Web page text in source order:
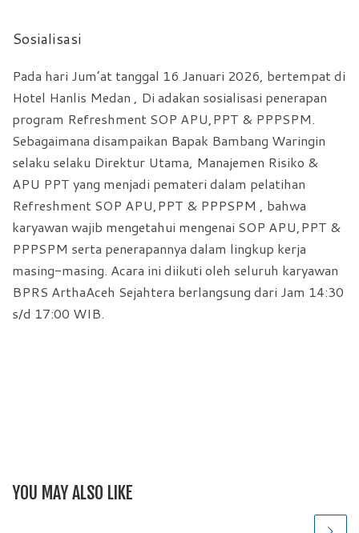
Sosialisasi
Pada hari Jum’at tanggal 16 Januari 2026, bertempat di
Hotel Hanlis Medan , Di adakan sosialisasi penerapan
program Refreshment SOP APU,PPT & PPPSPM.
Sebagaimana disampaikan Bapak Bambang Waringin
selaku selaku Direktur Utama, Manajemen Risiko &
APU PPT yang menjadi pemateri dalam pelatihan
Refreshment SOP APU,PPT & PPPSPM , bahwa
karyawan wajib mengetahui mengenai SOP APU,PPT &
PPPSPM serta penerapannya dalam lingkup kerja
masing-masing. Acara ini diikuti oleh seluruh karyawan
BPRS ArthaAceh Sejahtera berlangsung dari Jam 14:30
s/d 17:00 WIB.
YOU MAY ALSO LIKE